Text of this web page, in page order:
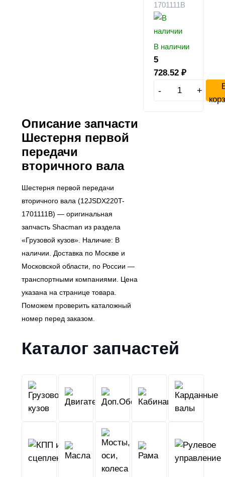
1701111B
В наличии
5
728.52 ₽
- +
Описание запчасти
Шестерня первой
передачи
вторичного вала
Шестерня первой передачи
вторичного вала (12JSDX220T-
1701111B) — оригинальная
запчасть Shacman из раздела
«Грузовой кузов». Наличие: В
наличии. Доставка по Москве и
Московской области, по России —
транспортными компаниями. Цена
указана на странице товара.
Поможем проверить каталожный
номер перед заказом.
Каталог запчастей
Грузовой
кузов
Двигатель Кабина
КПП
оси,
Рама